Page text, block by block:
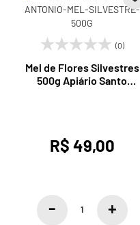
(0)
Mel de Flores Silvestres
500g Apiário Santo
R$ 49,00